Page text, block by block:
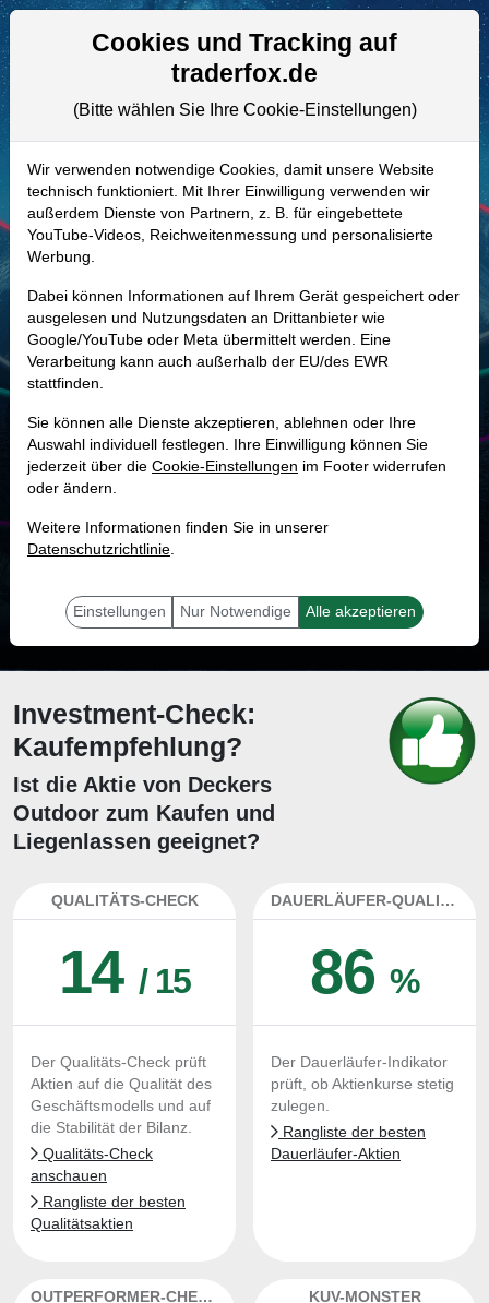
Aktien- und Artikelsuche
894298 | DECK–Deckers Outdoor
Aktie
Realtime-Aktienkurs:
- - -
-
Marktkapitalisierung 13,19 Mrd. USD
Unternehmenswert
Umsatz 5,47 Mrd. USD
50.0 %
mit dieser Aktie erfolgreich sein.
Investment-Check:
Kaufempfehlung?
Ist die Aktie von Deckers
Outdoor zum Kaufen und
Liegenlassen geeignet?
QUALITÄTS-CHECK
14 / 15
Der Qualitäts-Check prüft
Aktien auf die Qualität des
Geschäftsmodells und auf
die Stabilität der Bilanz.
Qualitäts-Check
anschauen
Rangliste der besten
Qualitätsaktien
DAUERLÄUFER-QUALITÄTEN
86%
Der Dauerläufer-Indikator
prüft, ob Aktienkurse stetig
zulegen.
Rangliste der besten
Dauerläufer-Aktien
OUTPERFORMER-CHECK KUV-MONSTER
Cookies und Tracking auf
traderfox.de
(Bitte wählen Sie Ihre Cookie-Einstellungen)
Wir verwenden notwendige Cookies, damit unsere Website
technisch funktioniert. Mit Ihrer Einwilligung verwenden wir
außerdem Dienste von Partnern, z. B. für eingebettete
YouTube-Videos, Reichweitenmessung und personalisierte
Werbung.
Dabei können Informationen auf Ihrem Gerät gespeichert oder
ausgelesen und Nutzungsdaten an Drittanbieter wie
Google/YouTube oder Meta übermittelt werden. Eine
Verarbeitung kann auch außerhalb der EU/des EWR
stattfinden.
Sie können alle Dienste akzeptieren, ablehnen oder Ihre
Auswahl individuell festlegen. Ihre Einwilligung können Sie
jederzeit über die Cookie-Einstellungen im Footer widerrufen
oder ändern.
Weitere Informationen finden Sie in unserer
Datenschutzrichtlinie.
Einstellungen Nur Notwendige Alle akzeptieren